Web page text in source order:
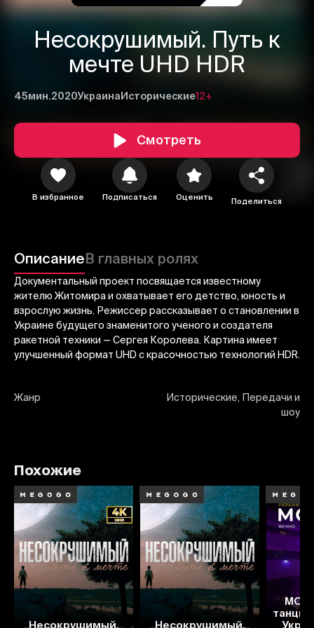
Несокрушимый. Путь к
мечте UHD HDR
45мин.2020Украина Исторические12+
Смотреть
В избранное Подписаться Оценить Поделиться
ОписаниеВ главных ролях
Документальный проект посвящается известному
жителю Житомира и охватывает его детство, юность и
взрослую жизнь. Режиссер рассказывает о становлении в
Украине будущего знаменитого ученого и создателя
ракетной техники — Сергея Королева. Картина имеет
улучшенный формат UHD с красочностью технологий HDR.
Жанр
Исторические, Передачи и
шоу
2
Похожие
Несокрушимый. Несокрушимый.
Отменить Авторизоваться